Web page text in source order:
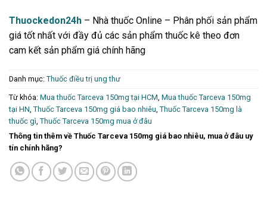
Thuockedon24h – Nhà thuốc Online – Phân phối sản phẩm
giá tốt nhất với đầy đủ các sản phẩm thuốc kê theo đơn
cam kết sản phẩm giá chính hãng
Danh mục: Thuốc điều trị ung thư
Từ khóa: Mua thuốc Tarceva 150mg tại HCM, Mua thuốc Tarceva 150mg
tại HN, Thuốc Tarceva 150mg giá bao nhiêu, Thuốc Tarceva 150mg là
thuốc gì, Thuốc Tarceva 150mg mua ở đâu
Thông tin thêm về Thuốc Tarceva 150mg giá bao nhiêu, mua ở đâu uy
tín chính hãng?